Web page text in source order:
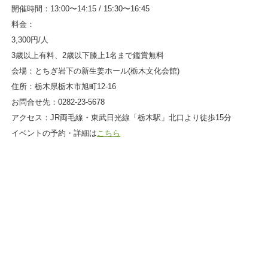
開催時間：13:00〜14:15 / 15:30〜16:45
料金：
3,300円/人
3歳以上有料、2歳以下膝上1名まで鑑賞無料
会場：とちぎ岩下の新生姜ホール(栃木文化会館)
住所：栃木県栃木市旭町12-16
お問合せ先：0282-23-5678
アクセス：JR両毛線・東武日光線「栃木駅」北口より徒歩15分
イベントの予約・詳細は こちら